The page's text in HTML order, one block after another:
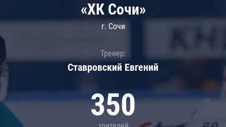
«ХК Сочи»
г. Сочи
Тренер:
Ставровский Евгений
350